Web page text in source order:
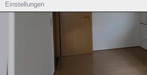
Einstellungen